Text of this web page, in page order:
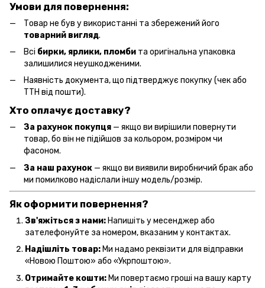
Умови для повернення:
Товар не був у використанні та збережений його
товарний вигляд.
Всі бирки, ярлики, пломби та оригінальна упаковка
залишилися неушкодженими.
Наявність документа, що підтверджує покупку (чек або
ТТН від пошти).
Хто оплачує доставку?
За рахунок покупця — якщо ви вирішили повернути
товар, бо він не підійшов за кольором, розміром чи
фасоном.
За наш рахунок — якщо ви виявили виробничий брак або
ми помилково надіслали іншу модель/розмір.
Як оформити повернення?
Зв'яжіться з нами: Напишіть у месенджер або
зателефонуйте за номером, вказаним у контактах.
Надішліть товар: Ми надамо реквізити для відправки
«Новою Поштою» або «Укрпоштою».
Отримайте кошти: Ми повертаємо гроші на вашу карту